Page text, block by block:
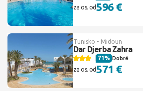
za os. od596 €
Tunisko • Midoun
Dar Djerba Zahra
Dobré
71%
za os. od571 €